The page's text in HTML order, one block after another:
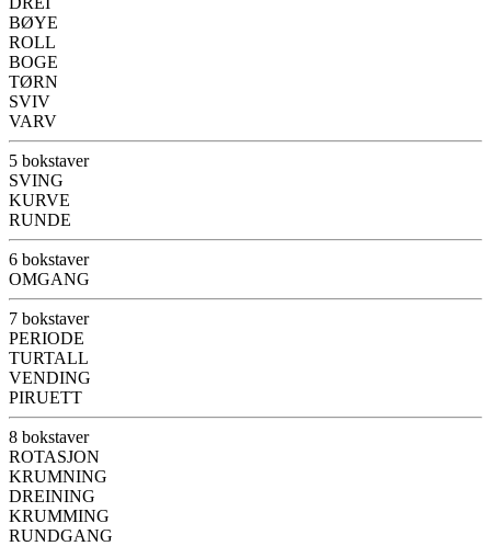
BØYE
ROLL
BOGE
TØRN
SVIV
VARV
5 bokstaver
SVING
KURVE
RUNDE
6 bokstaver
OMGANG
7 bokstaver
PERIODE
TURTALL
VENDING
PIRUETT
8 bokstaver
ROTASJON
KRUMNING
DREINING
KRUMMING
RUNDGANG